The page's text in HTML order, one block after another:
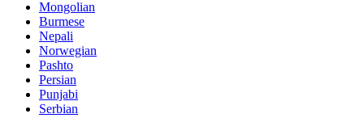
Mongolian
Burmese
Nepali
Norwegian
Pashto
Persian
Punjabi
Serbian